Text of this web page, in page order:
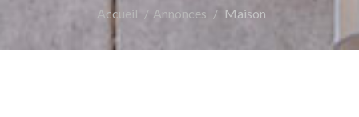
Accueil Annonces Maison